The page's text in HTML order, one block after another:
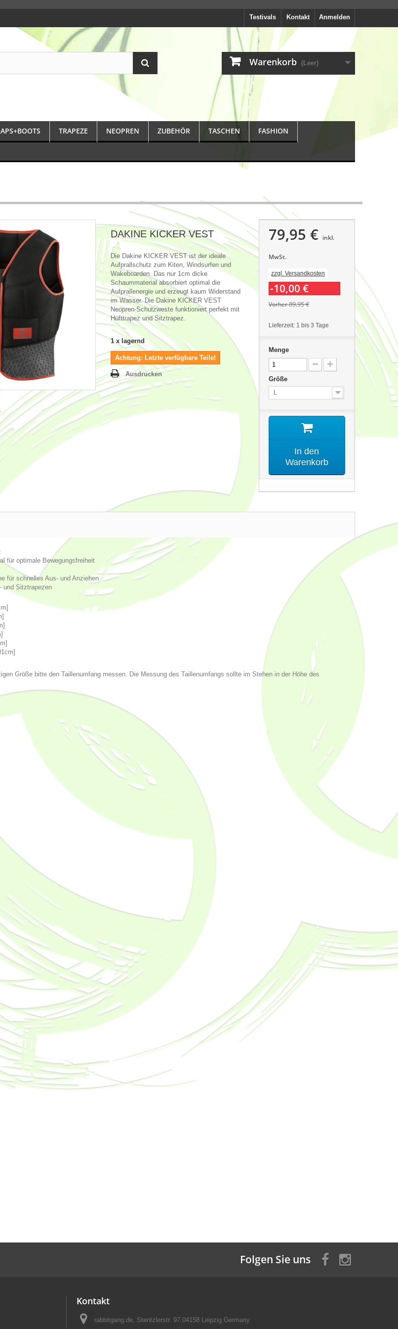
Anmelden
Kontakt
Testivals
Warenkorb (Leer)
TRAPEZE NEOPREN ZUBEHÖR TASCHEN FASHION
DAKINE KICKER VEST
Die Dakine KICKER VEST ist der ideale
Aufprallschutz zum Kiten, Windsurfen und
Wakeboarden. Das nur 1cm dicke
Schaummaterial absorbiert optimal die
Aufprallenergie und erzeugt kaum Widerstand
im Wasser. Die Dakine KICKER VEST
Neopren-Schutzweste funktioniert perfekt mit
Hüfttrapez und Sitztrapez.
1 x lagernd
Achtung: Letzte verfügbare Teile!
Ausdrucken
79,95 € inkl.
MwSt.
zzgl. Versandkosten
-10,00 €
Vorher89,95 €
Lieferzeit: 1 bis 3 Tage
Menge
Größe
L
In den
Warenkorb
für optimale Bewegungsfreiheit
für schnelles Aus- und Anziehen
und Sitztrapezen
Größe bitte den Taillenumfang messen. Die Messung des Taillenumfangs sollte im Stehen in der Höhe des
Folgen Sie uns
Kontakt
rabbitgang.de, Stentzlerstr. 97 04158 Leipzig Germany